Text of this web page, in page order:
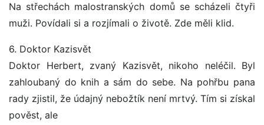
Na střechách malostranských domů se scházeli čtyři
muži. Povídali si a rozjímali o životě. Zde měli klid.
6. Doktor Kazisvět
Doktor Herbert, zvaný Kazisvět, nikoho neléčil. Byl
zahloubaný do knih a sám do sebe. Na pohřbu pana
rady zjistil, že údajný nebožtík není mrtvý. Tím si získal
pověst, ale